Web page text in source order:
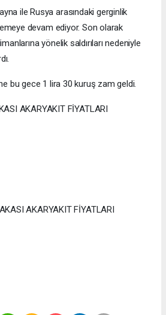
ile Rusya arasındaki gerginlik
devam ediyor. Son olarak
yönelik saldırıları nedeniyle
bu gece 1 lira 30 kuruş zam geldi.
AKARYAKIT FİYATLARI
AKARYAKIT FİYATLARI